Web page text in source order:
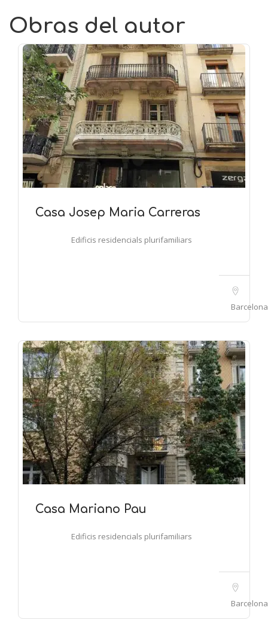
Obras del autor
Casa Josep Maria Carreras
Edificis residencials plurifamiliars
Barcelona
Casa Mariano Pau
Edificis residencials plurifamiliars
Barcelona